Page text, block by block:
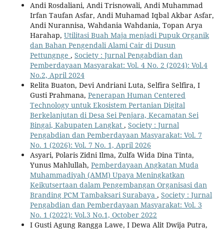
Andi Rosdaliani, Andi Trisnowali, Andi Muhammad
Irfan Taufan Asfar, Andi Muhamad Iqbal Akbar Asfar,
Andi Nurannisa, Wahdania Wahdania, Topan Arya
Harahap, Utilitasi Buah Maja menjadi Pupuk Organik
dan Bahan Pengendali Alami Cair di Dusun
Pettungnge , Society : Jurnal Pengabdian dan
Pemberdayaan Masyarakat: Vol. 4 No. 2 (2024): Vol.4
No.2, April 2024
Relita Buaton, Devi Andriani Luta, Selfira Selfira, I
Gusti Prahmana, Penerapan Human Centered
Technology untuk Ekosistem Pertanian Digital
Berkelanjutan di Desa Sei Penjara, Kecamatan Sei
Bingai, Kabupaten Langkat , Society : Jurnal
Pengabdian dan Pemberdayaan Masyarakat: Vol. 7
No. 1 (2026): Vol. 7 No. 1, April 2026
Asyari, Polaris Zidni Ilma, Zulfa Wida Dina Tinta,
Yunus Mahlullah, Pemberdayaan Angkatan Muda
Muhammadiyah (AMM) Upaya Meningkatkan
Keikutsertaan dalam Pengembangan Organisasi dan
Branding PCM Tambaksari Surabaya , Society : Jurnal
Pengabdian dan Pemberdayaan Masyarakat: Vol. 3
No. 1 (2022): Vol.3 No.1, October 2022
I Gusti Agung Rangga Lawe, I Dewa Alit Dwija Putra,